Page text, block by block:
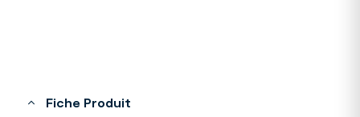
Fiche Produit